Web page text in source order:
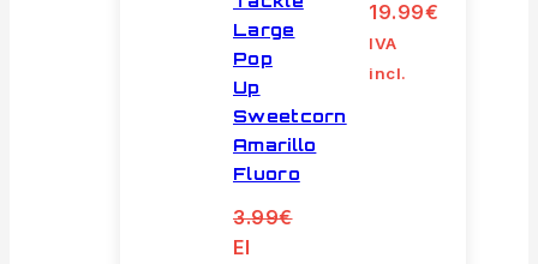
Large
Pop
Up
Sweetcorn
Amarillo
Fluoro
3.99€
El
19.99€
IVA
incl.